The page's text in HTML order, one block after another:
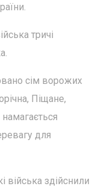
тричі
сім ворожих
Піщане,
для
війська здійснили